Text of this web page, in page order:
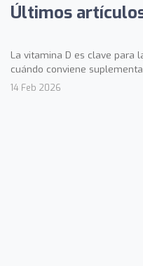
Últimos
La vitamina D es clave para
cuándo conviene
14 Feb 2026